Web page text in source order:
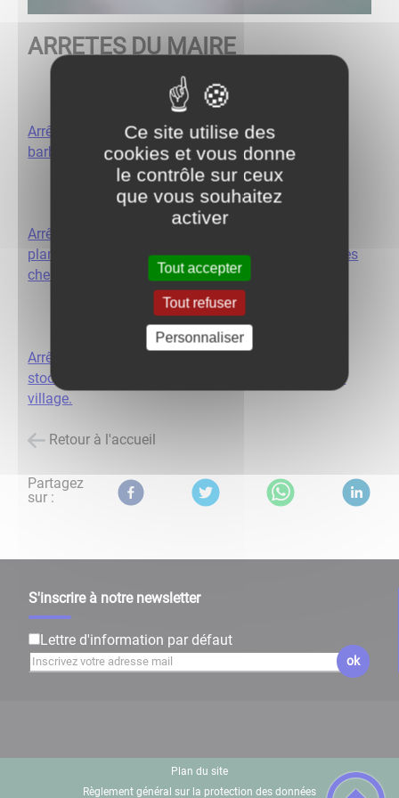
ARRETES DU MAIRE
Arrêté du maire P2021-02 relatif à l’interdiction des
barbecues
Arrêté du maire V2021-01 relatif à l'élagage des
plantations en bordure des voies communales et des
chemins ruraux.
Arrêté du maire P2021-01 relatif à l'interdiction de
stockage de produits chimiques dangereux dans le
village.
Retour à l'accueil
Partagez
sur :
S'inscrire à notre newsletter
Lettre d'information par défaut
ok
Plan du site
Règlement général sur la protection des données
Ce site utilise des
cookies et vous donne
le contrôle sur ceux
que vous souhaitez
activer
Tout accepter
Tout refuser
Personnaliser